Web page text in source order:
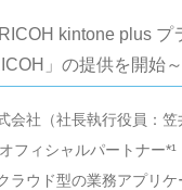
kintone plus プ
」の提供を開始～
社（社長執行役員：笠
フィシャルパートナー*¹
ラウド型の業務アプリ